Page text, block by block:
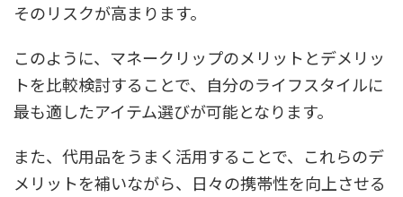
そのリスクが高まります。
このように、マネークリップのメリットとデメリッ
トを比較検討することで、自分のライフスタイルに
最も適したアイテム選びが可能となります。
また、代用品をうまく活用することで、これらのデ
メリットを補いながら、日々の携帯性を向上させる